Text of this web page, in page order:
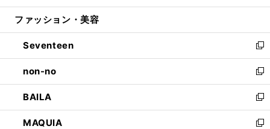
開
ウ
開
く
ン
ウ
で
開
く
ウ
ン
ド
ウ
で
開
く
ファッション・美容
Seventeen
新
し
い
ウ
ィ
ン
ド
non-no
新
し
い
ウ
ィ
BAILA
新
し
い
MAQUIA
新